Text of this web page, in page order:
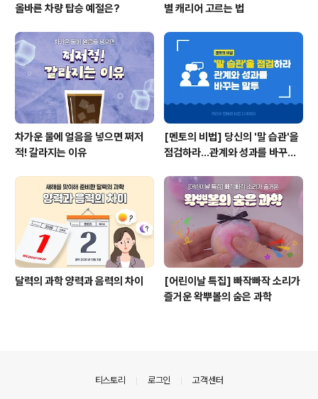
올바른 차량 탑승 예절은?
별 캐리어 고르는 법
차가운 물에 얼음을 넣으면 쩌저
적! 갈라지는 이유
[멘토의 비법] 당신의 '말 습관'을
점검하라...관계와 성과를 바꾸는
달력의 과학 양력과 음력의 차이
[어린이날 특집] 빠작빠작 소리가
즐거운 왁뿌볼의 숨은 과학
티스토리 로그인 고객센터